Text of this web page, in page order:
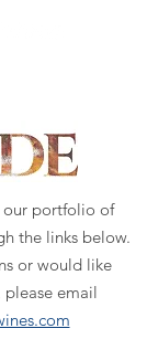
our portfolio of
the links below.
or would like
email